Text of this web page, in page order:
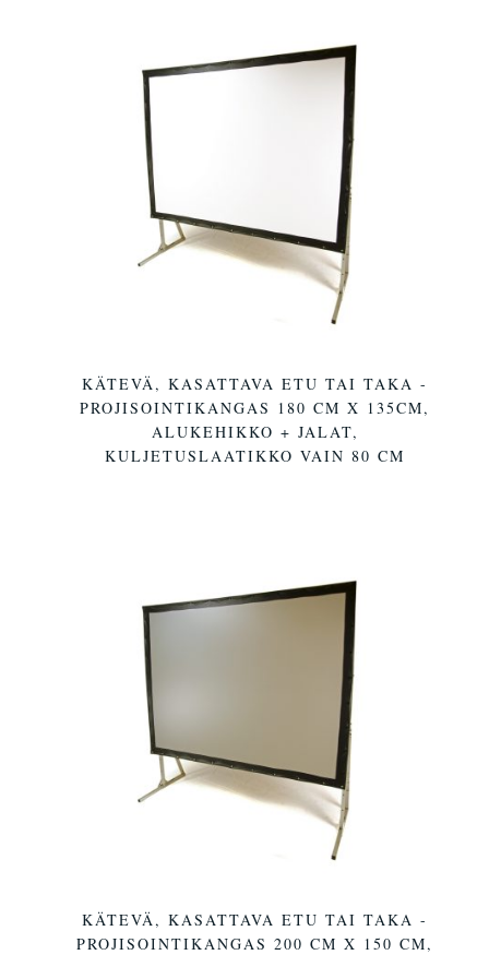
KÄTEVÄ, KASATTAVA ETU TAI TAKA -
PROJISOINTIKANGAS 180 CM X 135CM,
ALUKEHIKKO + JALAT,
KULJETUSLAATIKKO VAIN 80 CM
KÄTEVÄ, KASATTAVA ETU TAI TAKA -
PROJISOINTIKANGAS 200 CM X 150 CM,